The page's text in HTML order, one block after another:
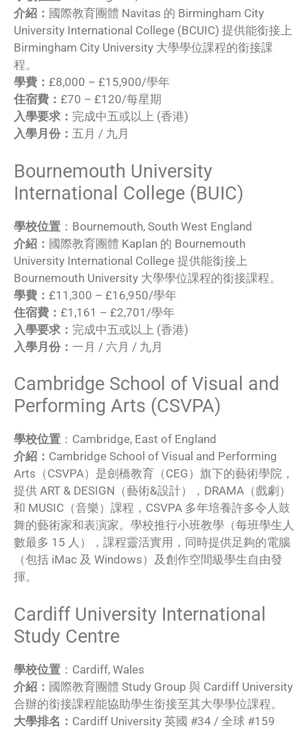
介紹： 國際教育團體 Navitas 的 Birmingham City
University International College (BCUIC) 提供能銜接上
Birmingham City University 大學學位課程的銜接課
程。
學費： £8,000 – £15,900/學年
住宿費： £70 – £120/每星期
入學要求： 完成中五或以上 (香港)
入學月份： 五月 / 九月
Bournemouth University
International College (BUIC)
學校位置 ：Bournemouth, South West England
介紹： 國際教育團體 Kaplan 的 Bournemouth
University International College 提供能銜接上
Bournemouth University 大學學位課程的銜接課程。
學費： £11,300 – £16,950/學年
住宿費： £1,161 – £2,701/學年
入學要求： 完成中五或以上 (香港)
入學月份： 一月 / 六月 / 九月
Cambridge School of Visual and
Performing Arts (CSVPA)
學校位置 ：Cambridge, East of England
介紹： Cambridge School of Visual and Performing
Arts（CSVPA）是劍橋教育（CEG）旗下的藝術學院，
提供 ART & DESIGN（藝術&設計），DRAMA（戲劇）
和 MUSIC（音樂）課程，CSVPA 多年培養許多令人鼓
舞的藝術家和表演家。學校推行小班教學（每班學生人
數最多 15 人），課程靈活實用，同時提供足夠的電腦
（包括 iMac 及 Windows）及創作空間級學生自由發
揮。
Cardiff University International
Study Centre
學校位置 ：Cardiff, Wales
介紹： 國際教育團體 Study Group 與 Cardiff University
合辦的銜接課程能協助學生銜接至其大學學位課程。
大學排名： Cardiff University 英國 #34 / 全球 #159